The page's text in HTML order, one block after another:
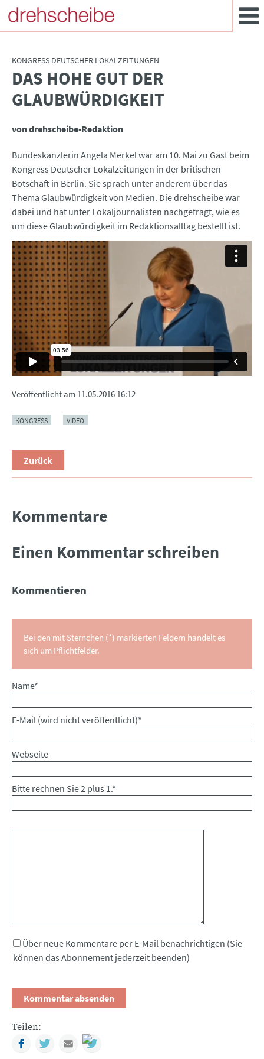
KONGRESS DEUTSCHER LOKALZEITUNGEN
:DAS HOHE GUT DER
GLAUBWÜRDIGKEIT
von drehscheibe-Redaktion
Bundeskanzlerin Angela Merkel war am 10. Mai zu Gast beim
Kongress Deutscher Lokalzeitungen in der britischen
Botschaft in Berlin. Sie sprach unter anderem über das
Thema Glaubwürdigkeit von Medien. Die drehscheibe war
dabei und hat unter Lokaljournalisten nachgefragt, wie es
um diese Glaubwürdigkeit im Redaktionsalltag bestellt ist.
Veröffentlicht am 11.05.2016 16:12
KONGRESS VIDEO
Zurück
Kommentare
Einen Kommentar schreiben
Kommentieren
Bei den mit Sternchen (*) markierten Feldern handelt es
sich um Pflichtfelder.
Pflichtfeld
Name*
Pflichtfeld
E-Mail (wird nicht veröffentlicht)*
Webseite
Bitte rechnen Sie 2 plus 1.*
Über neue Kommentare per E-Mail benachrichtigen (Sie
können das Abonnement jederzeit beenden)
Teilen:
FacebookTwitterMail